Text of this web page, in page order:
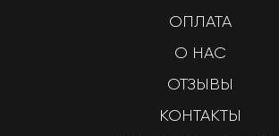
ОПЛАТА
О НАС
ОТЗЫВЫ
КОНТАКТЫ